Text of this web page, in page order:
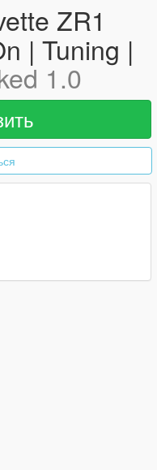
ZR1
| Tuning |
1.0